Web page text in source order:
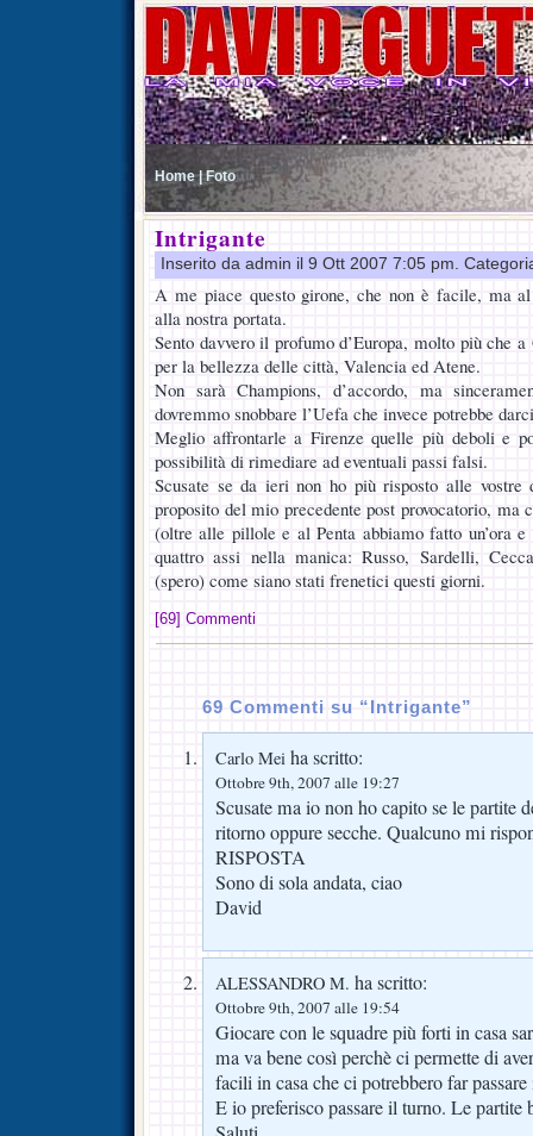
Home | Foto
Intrigante
Inserito da admin il 9 Ott 2007 7:05 pm.
A me piace questo girone, che non è facile, ma
alla nostra portata.
Sento davvero il profumo d’Europa, molto più che
per la bellezza delle città, Valencia ed Atene.
Non sarà Champions, d’accordo, ma
dovremmo snobbare l’Uefa che invece potrebbe
Meglio affrontarle a Firenze quelle più deboli e
possibilità di rimediare ad eventuali passi falsi.
Scusate se da ieri non ho più risposto alle vostre
proposito del mio precedente post provocatorio, ma
(oltre alle pillole e al Penta abbiamo fatto un’ora
quattro assi nella manica: Russo, Sardelli,
(spero) come siano stati frenetici questi giorni.
[69] Commenti
69 Commenti su “Intrigante”
Carlo Mei ha scritto:
Ottobre 9th, 2007 alle 19:27
Scusate ma io non ho capito se le partite
ritorno oppure secche. Qualcuno mi
RISPOSTA
Sono di sola andata, ciao
David
ALESSANDRO M. ha scritto:
Ottobre 9th, 2007 alle 19:54
Giocare con le squadre più forti in casa
ma va bene così perchè ci permette di
facili in casa che ci potrebbero far
E io preferisco passare il turno. Le partite